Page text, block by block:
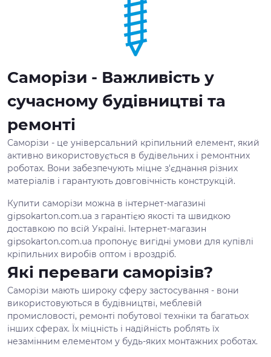
Саморізи - Важливість у
сучасному будівництві та
ремонті
Саморізи - це універсальний кріпильний елемент, який
активно використовується в будівельних і ремонтних
роботах. Вони забезпечують міцне з'єднання різних
матеріалів і гарантують довговічність конструкцій.
Купити саморізи можна в інтернет-магазині
gipsokarton.com.ua з гарантією якості та швидкою
доставкою по всій Україні. Інтернет-магазин
gipsokarton.com.ua пропонує вигідні умови для купівлі
кріпильних виробів оптом і вроздріб.
Які переваги саморізів?
Саморізи мають широку сферу застосування - вони
використовуються в будівництві, меблевій
промисловості, ремонті побутової техніки та багатьох
інших сферах. Їх міцність і надійність роблять їх
незамінним елементом у будь-яких монтажних роботах.